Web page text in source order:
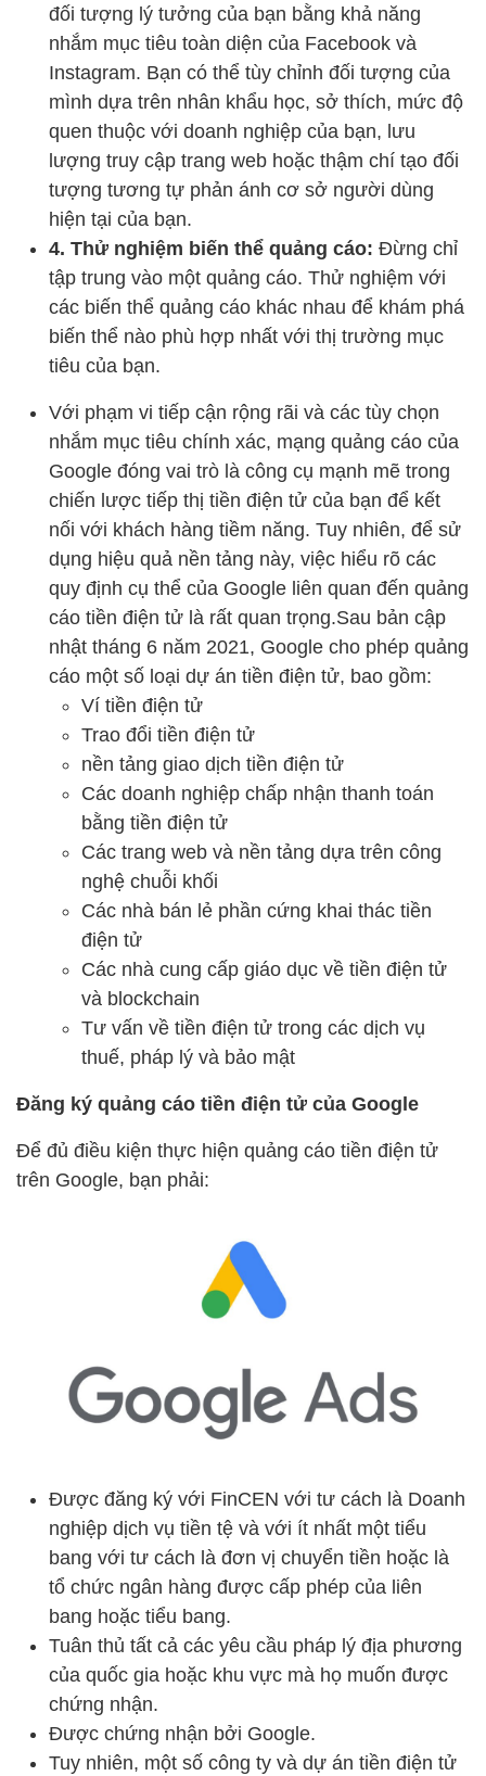
đối tượng lý tưởng của bạn bằng khả năng
nhắm mục tiêu toàn diện của Facebook và
Instagram. Bạn có thể tùy chỉnh đối tượng của
mình dựa trên nhân khẩu học, sở thích, mức độ
quen thuộc với doanh nghiệp của bạn, lưu
lượng truy cập trang web hoặc thậm chí tạo đối
tượng tương tự phản ánh cơ sở người dùng
hiện tại của bạn.
4. Thử nghiệm biến thể quảng cáo: Đừng chỉ
tập trung vào một quảng cáo. Thử nghiệm với
các biến thể quảng cáo khác nhau để khám phá
biến thể nào phù hợp nhất với thị trường mục
tiêu của bạn.
Với phạm vi tiếp cận rộng rãi và các tùy chọn
nhắm mục tiêu chính xác, mạng quảng cáo của
Google đóng vai trò là công cụ mạnh mẽ trong
chiến lược tiếp thị tiền điện tử của bạn để kết
nối với khách hàng tiềm năng. Tuy nhiên, để sử
dụng hiệu quả nền tảng này, việc hiểu rõ các
quy định cụ thể của Google liên quan đến quảng
cáo tiền điện tử là rất quan trọng.Sau bản cập
nhật tháng 6 năm 2021, Google cho phép quảng
cáo một số loại dự án tiền điện tử, bao gồm:
Ví tiền điện tử
Trao đổi tiền điện tử
nền tảng giao dịch tiền điện tử
Các doanh nghiệp chấp nhận thanh toán
bằng tiền điện tử
Các trang web và nền tảng dựa trên công
nghệ chuỗi khối
Các nhà bán lẻ phần cứng khai thác tiền
điện tử
Các nhà cung cấp giáo dục về tiền điện tử
và blockchain
Tư vấn về tiền điện tử trong các dịch vụ
thuế, pháp lý và bảo mật
Đăng ký quảng cáo tiền điện tử của Google
Để đủ điều kiện thực hiện quảng cáo tiền điện tử
trên Google, bạn phải:
Được đăng ký với FinCEN với tư cách là Doanh
nghiệp dịch vụ tiền tệ và với ít nhất một tiểu
bang với tư cách là đơn vị chuyển tiền hoặc là
tổ chức ngân hàng được cấp phép của liên
bang hoặc tiểu bang.
Tuân thủ tất cả các yêu cầu pháp lý địa phương
của quốc gia hoặc khu vực mà họ muốn được
chứng nhận.
Được chứng nhận bởi Google.
Tuy nhiên, một số công ty và dự án tiền điện tử